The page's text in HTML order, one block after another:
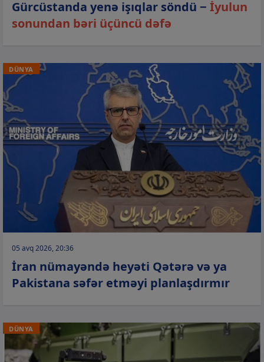
Gürcüstanda yenə işıqlar söndü − İyulun
sonundan bəri üçüncü dəfə
DÜNYA
05 avq 2026, 20:36
İran nümayəndə heyəti Qətərə və ya
Pakistana səfər etməyi planlaşdırmır
DÜNYA